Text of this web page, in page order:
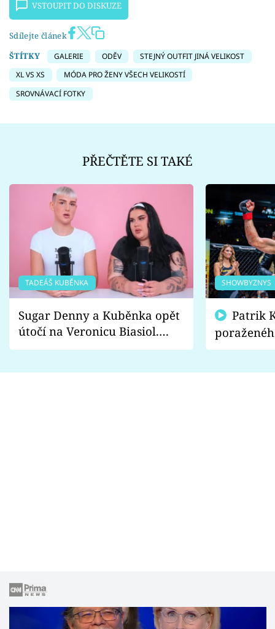
VSTOUPIT DO DISKUZE
Sdílejte článek
ŠTÍTKY
GALERIE ODĚV
STEJNÝ OUTFIT JINÁ VELIKOST
XL VS XS
MÓDA PRO ŽENY VŠECH VELIKOSTÍ
SROVNÁVACÍ FOTKY
PŘEČTĚTE SI TAKÉ
TADEÁŠ KUBĚNKA
Sugar Denny a Kuběnka opět
útočí na Veronicu Biasiol.
Proč je podle nich falešná a
SHOWBYZNYS
fanoušci